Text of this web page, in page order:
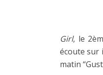
Girl, le
écoute sur
matin